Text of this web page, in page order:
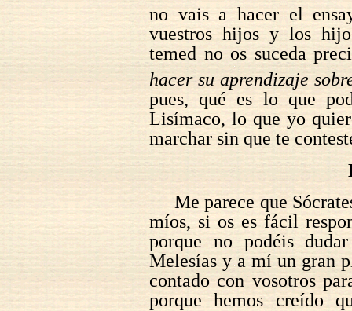
no vais a hacer el
vuestros hijos y los
temed no os suceda
hacer su aprendizaje
pues, qué es lo que
Lisímaco, lo que yo
marchar sin que te
Me parece que
míos, si os es fácil
porque no podéis
Melesías y a mí un gran
contado con vosotros
porque hemos creído